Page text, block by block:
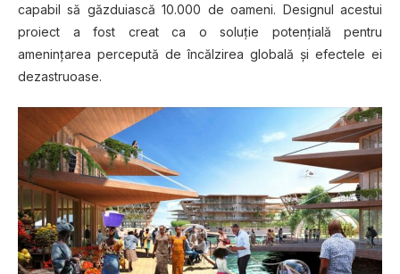
capabil să găzduiască 10.000 de oameni. Designul acestui
proiect a fost creat ca o soluţie potenţială pentru
ameninţarea percepută de încălzirea globală şi efectele ei
dezastruoase.